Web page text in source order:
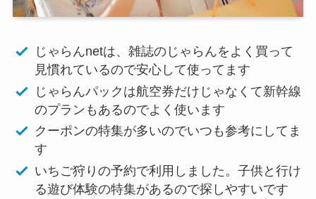
じゃらんnetは、雑誌のじゃらんをよく買って
見慣れているので安心して使ってます
じゃらんパックは航空券だけじゃなくて新幹線
のプランもあるのでよく使います
クーポンの特集が多いのでいつも参考にしてま
す
いちご狩りの予約で利用しました。子供と行け
る遊び体験の特集があるので探しやすいです